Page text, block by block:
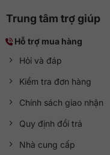
Trung tâm trợ giúp
Hỗ trợ mua hàng
Hỏi và đáp
Kiểm tra đơn hàng
Chính sách giao nhận
Quy định đổi trả
Nhà cung cấp